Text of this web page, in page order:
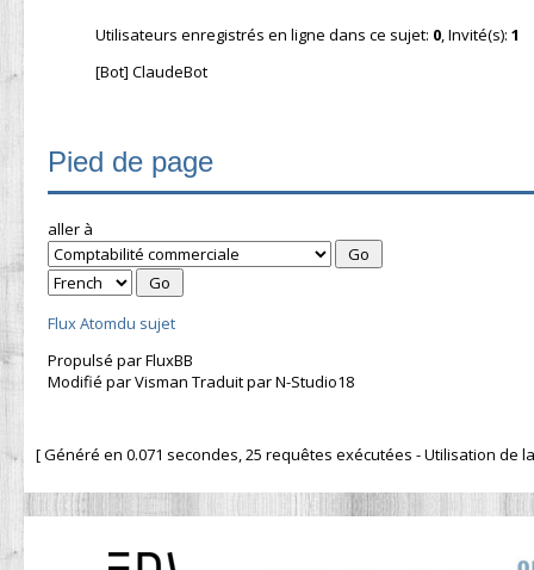
Utilisateurs enregistrés en ligne dans ce sujet: 0, Invité(s): 1
[Bot] ClaudeBot
Pied de page
aller à
Flux Atomdu sujet
Propulsé par FluxBB
Modifié par Visman Traduit par N-Studio18
[ Généré en 0.071 secondes, 25 requêtes exécutées - Utilisation de la